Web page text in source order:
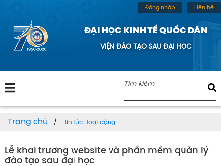
ĐẠI HỌC KINH TẾ QUỐC DÂN
VIỆN ĐÀO TẠO SAU ĐẠI HỌC
Đăng nhập Liên hệ
Trang chủ Tin tức Hoạt động
Lễ khai trương website và phần mềm quản lý
đào tạo sau đại học